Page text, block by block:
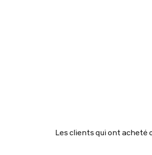
Les clients qui ont acheté